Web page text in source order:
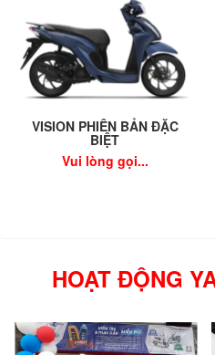
VISION PHIÊN BẢN ĐẶC
BIỆT
Vui lòng gọi...
HOẠT ĐỘNG